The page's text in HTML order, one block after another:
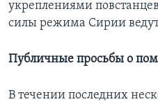
укреплениями
силы режима Сирии
Публичные просьбы о
В течении последних